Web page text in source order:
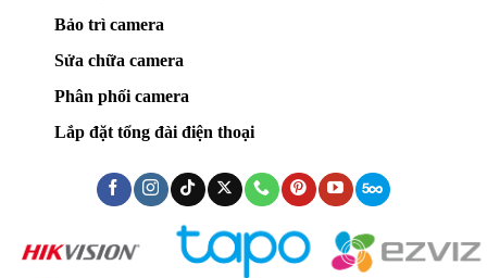
Bảo trì camera
Sửa chữa camera
Phân phối camera
Lắp đặt tổng đài điện thoại